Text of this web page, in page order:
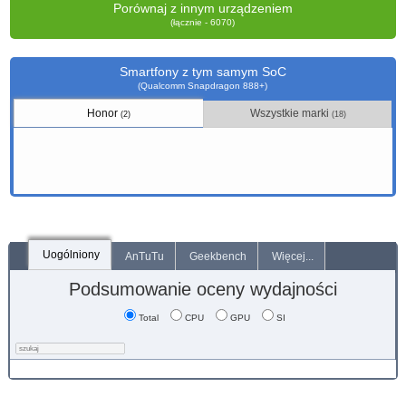
Porównaj z innym urządzeniem
(łącznie - 6070)
Smartfony z tym samym SoC
(Qualcomm Snapdragon 888+)
Honor(2) Wszystkie marki (18)
Uogólniony AnTuTu Geekbench Więcej...
Podsumowanie oceny wydajności
Total CPU GPU SI